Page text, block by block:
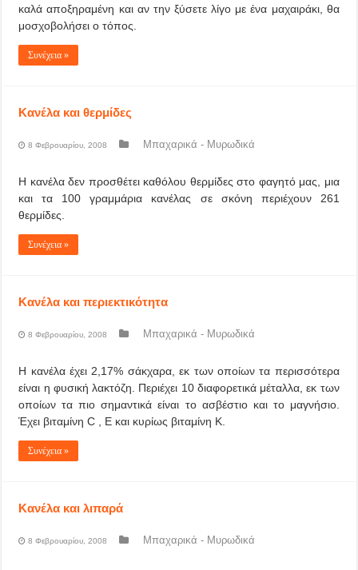
καλά αποξηραμένη και αν την ξύσετε λίγο με ένα μαχαιράκι, θα
μοσχοβολήσει ο τόπος.
Συνέχεια »
Κανέλα και θερμίδες
8 Φεβρουαρίου, 2008 Μπαχαρικά - Μυρωδικά
Η κανέλα δεν προσθέτει καθόλου θερμίδες στο φαγητό μας, μια
και τα 100 γραμμάρια κανέλας σε σκόνη περιέχουν 261
θερμίδες.
Συνέχεια »
Κανέλα και περιεκτικότητα
8 Φεβρουαρίου, 2008 Μπαχαρικά - Μυρωδικά
Η κανέλα έχει 2,17% σάκχαρα, εκ των οποίων τα περισσότερα
είναι η φυσική λακτόζη. Περιέχει 10 διαφορετικά μέταλλα, εκ των
οποίων τα πιο σημαντικά είναι το ασβέστιο και το μαγνήσιο.
Έχει βιταμίνη C , E και κυρίως βιταμίνη K.
Συνέχεια »
Κανέλα και λιπαρά
8 Φεβρουαρίου, 2008 Μπαχαρικά - Μυρωδικά